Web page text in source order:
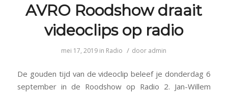
AVRO Roodshow draait
videoclips op radio
mei 17, 2019 in Radio / door admin
De gouden tijd van de videoclip beleef je donderdag 6
september in de Roodshow op Radio 2. Jan-Willem